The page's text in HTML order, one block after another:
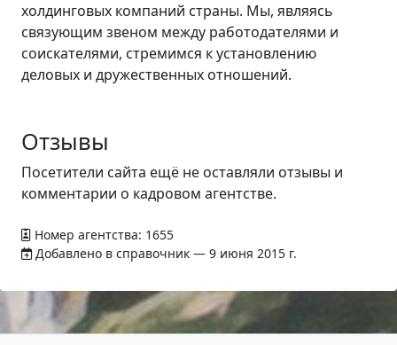
холдинговых компаний страны. Мы, являясь
связующим звеном между работодателями и
соискателями, стремимся к установлению
деловых и дружественных отношений.
Отзывы
Посетители сайта ещё не оставляли отзывы и
комментарии о кадровом агентстве.
Номер агентства: 1655
Добавлено в справочник — 9 июня 2015 г.